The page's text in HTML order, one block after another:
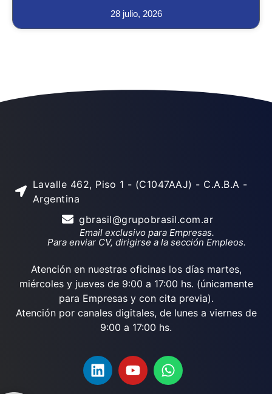
28 julio, 2026
Lavalle 462, Piso 1 - (C1047AAJ) - C.A.B.A -
Argentina
gbrasil@grupobrasil.com.ar
Email exclusivo para Empresas.
Para enviar CV, dirigirse a la sección Empleos.
Atención en nuestras oficinas los días martes,
miércoles y jueves de 9:00 a 17:00 hs. (únicamente
para Empresas y con cita previa).
Atención por canales digitales, de lunes a viernes de
9:00 a 17:00 hs.